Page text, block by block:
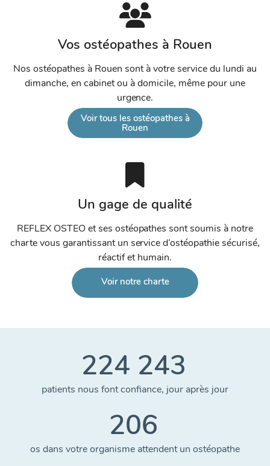
Vos ostéopathes à Rouen
Nos ostéopathes à Rouen sont à votre service du lundi au
dimanche, en cabinet ou à domicile, même pour une
urgence.
Voir tous les ostéopathes à
Rouen
Un gage de qualité
REFLEX OSTEO et ses ostéopathes sont soumis à notre
charte vous garantissant un service d’ostéopathie sécurisé,
réactif et humain.
Voir notre charte
224 243
patients nous font confiance, jour après jour
206
os dans votre organisme attendent un ostéopathe